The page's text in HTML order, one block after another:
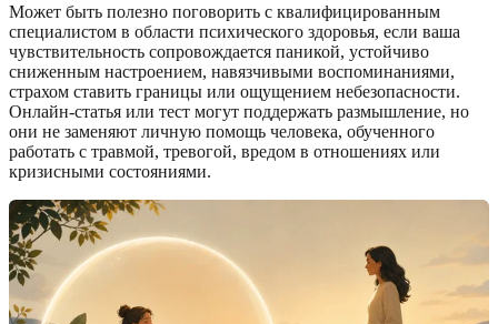
Может быть полезно поговорить с квалифицированным
специалистом в области психического здоровья, если ваша
чувствительность сопровождается паникой, устойчиво
сниженным настроением, навязчивыми воспоминаниями,
страхом ставить границы или ощущением небезопасности.
Онлайн-статья или тест могут поддержать размышление, но
они не заменяют личную помощь человека, обученного
работать с травмой, тревогой, вредом в отношениях или
кризисными состояниями.